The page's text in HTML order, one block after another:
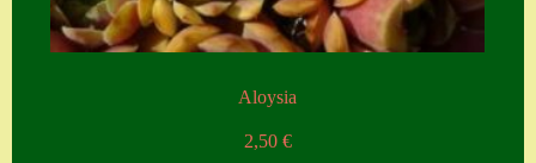
Aloysia
2,50 €